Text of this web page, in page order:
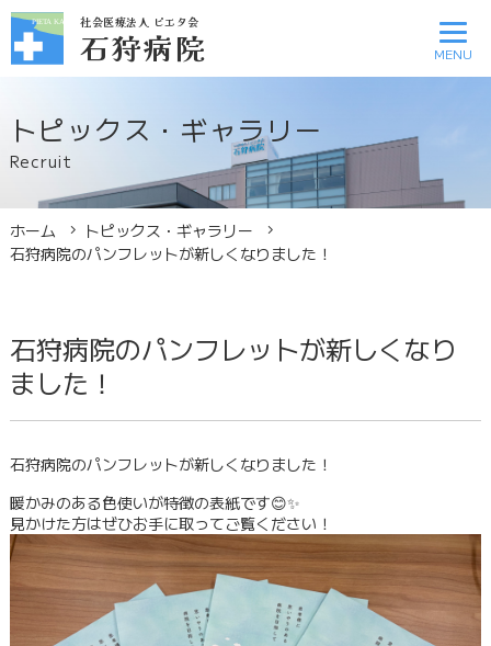
社会医療法人 ピエタ会
石狩病院
社会医療法人 ピエタ会
石狩病院
診療スケジュール
アクセス お問い合わせ
病院案内
入院のご案内
診療科のご案内
部門紹介
採用情報
トピックス・ギャラリー
Recruit
ホーム
トピックス・ギャラリー
石狩病院のパンフレットが新しくなりました！
石狩病院のパンフレットが新しくなり
ました！
石狩病院のパンフレットが新しくなりました！
暖かみのある色使いが特徴の表紙です😊✨
見かけた方はぜひお手に取ってご覧ください！